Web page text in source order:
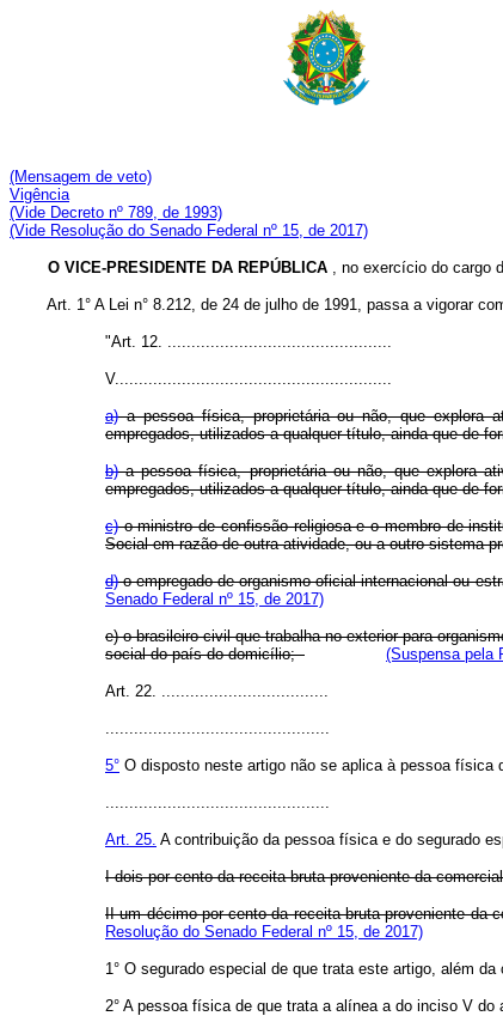
(Mensagem de veto)
Vigência
(Vide Decreto nº 789, de 1993)
(Vide Resolução do Senado Federal nº 15, de 2017)
O VICE-PRESIDENTE DA REPÚBLICA , no exercício do cargo
Art. 1° A Lei n° 8.212, de 24 de julho de 1991, passa a vigorar
"Art. 12. ...............................................
V..........................................................
a)a pessoa física, proprietária ou não, que explora
empregados, utilizados a qualquer título, ainda que de
b)a pessoa física, proprietária ou não, que explora
empregados, utilizados a qualquer título, ainda que de
c)o ministro de confissão religiosa e o membro de
Social em razão de outra atividade, ou a outro sistema
d)o empregado de organismo oficial internacional ou
Senado Federal nº 15, de 2017)
e) o brasileiro civil que trabalha no exterior para
social do país do domicílio;
(Suspensa pela
Art. 22. ...................................
...............................................
5° O disposto neste artigo não se aplica à pessoa
...............................................
Art. 25. A contribuição da pessoa física e do segurado
I dois por cento da receita bruta proveniente da
II um décimo por cento da receita bruta proveniente da
Resolução do Senado Federal nº 15, de 2017)
1° O segurado especial de que trata este artigo, além
2° A pessoa física de que trata a alínea a do inciso V